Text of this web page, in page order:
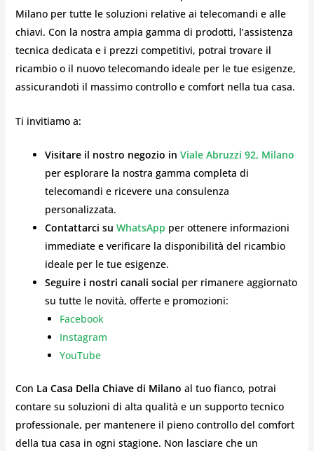
Milano per tutte le soluzioni relative ai telecomandi e alle
chiavi. Con la nostra ampia gamma di prodotti, l’assistenza
tecnica dedicata e i prezzi competitivi, potrai trovare il
ricambio o il nuovo telecomando ideale per le tue esigenze,
assicurandoti il massimo controllo e comfort nella tua casa.
Ti invitiamo a:
Visitare il nostro negozio in Viale Abruzzi 92, Milano
per esplorare la nostra gamma completa di
telecomandi e ricevere una consulenza
personalizzata.
Contattarci su WhatsApp per ottenere informazioni
immediate e verificare la disponibilità del ricambio
ideale per le tue esigenze.
Seguire i nostri canali social per rimanere aggiornato
su tutte le novità, offerte e promozioni:
Facebook
Instagram
YouTube
Con La Casa Della Chiave di Milano al tuo fianco, potrai
contare su soluzioni di alta qualità e un supporto tecnico
professionale, per mantenere il pieno controllo del comfort
della tua casa in ogni stagione. Non lasciare che un